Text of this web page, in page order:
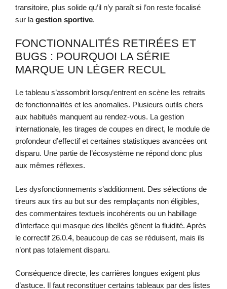
transitoire, plus solide qu’il n’y paraît si l’on reste focalisé
sur la gestion sportive.
FONCTIONNALITÉS RETIRÉES ET
BUGS : POURQUOI LA SÉRIE
MARQUE UN LÉGER RECUL
Le tableau s’assombrit lorsqu’entrent en scène les retraits
de fonctionnalités et les anomalies. Plusieurs outils chers
aux habitués manquent au rendez-vous. La gestion
internationale, les tirages de coupes en direct, le module de
profondeur d’effectif et certaines statistiques avancées ont
disparu. Une partie de l’écosystème ne répond donc plus
aux mêmes réflexes.
Les dysfonctionnements s’additionnent. Des sélections de
tireurs aux tirs au but sur des remplaçants non éligibles,
des commentaires textuels incohérents ou un habillage
d’interface qui masque des libellés gênent la fluidité. Après
le correctif 26.0.4, beaucoup de cas se réduisent, mais ils
n’ont pas totalement disparu.
Conséquence directe, les carrières longues exigent plus
d’astuce. Il faut reconstituer certains tableaux par des listes